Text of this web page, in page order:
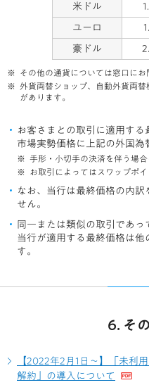
米ドル
ユーロ
豪ドル
その他の通貨については窓口にお
外貨両替ショップ、自動外貨両
があります。
お客さまとの取引に適用する
市場実勢価格に上記の外国為
手形・小切手の決済を伴う場
お取引によってはスワップポ
なお、当行は最終価格の内
せん。
同一または類似の取引であっ
当行が適用する最終価格は他
す。
6. そ
【2022年2月1日～】「未利
解約」の導入について